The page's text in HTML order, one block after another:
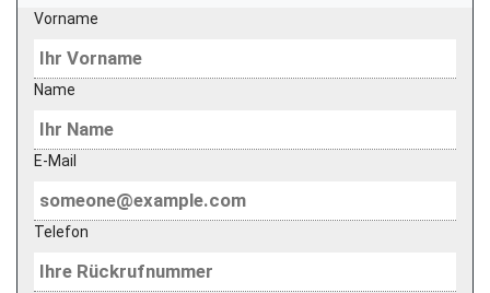
Vorname
Name
E-Mail
Telefon